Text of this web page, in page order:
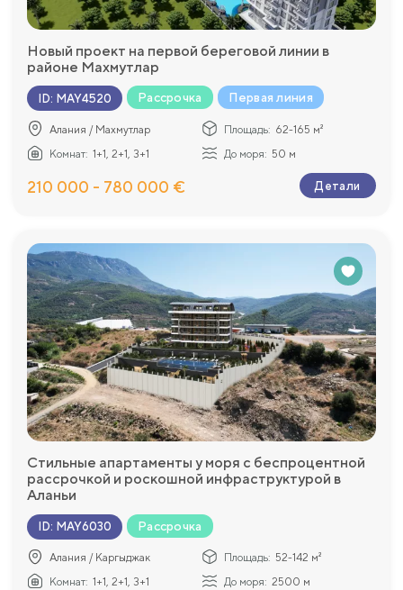
Новый проект на первой береговой линии в
районе Махмутлар
ID: MAY4520 Рассрочка Первая линия
Алания / Махмутлар Площадь: 62-165 м²
Комнат: 1+1, 2+1, 3+1 До моря: 50 м
210 000 - 780 000 € Детали
Стильные апартаменты у моря с беспроцентной
рассрочкой и роскошной инфраструктурой в
Аланьи
ID: MAY6030 Рассрочка
Алания / Каргыджак Площадь: 52-142 м²
Комнат: 1+1, 2+1, 3+1 До моря: 2500 м